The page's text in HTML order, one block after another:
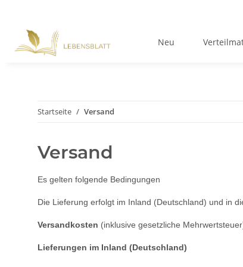
Neu
Startseite Versand
Versand
Es gelten folgende Bedingungen
Die Lieferung erfolgt im Inland (Deutschland) und in
Versandkosten (inklusive gesetzliche
Lieferungen im Inland (Deutschland)